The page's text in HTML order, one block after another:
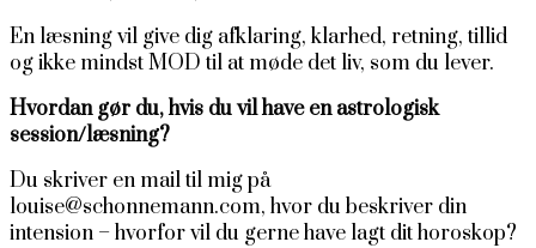
En læsning vil give dig afklaring, klarhed, retning, tillid
og ikke mindst MOD til at møde det liv, som du lever.
Hvordan gør du, hvis du vil have en astrologisk
session/læsning?
Du skriver en mail til mig på
louise@schonnemann.com, hvor du beskriver din
intension – hvorfor vil du gerne have lagt dit horoskop?